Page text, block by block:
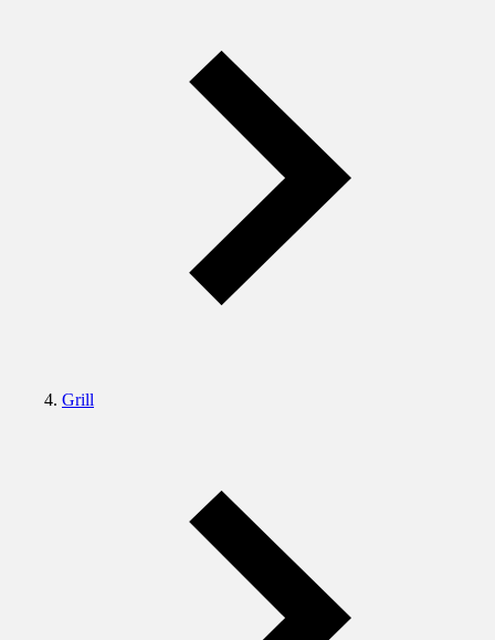
Grill